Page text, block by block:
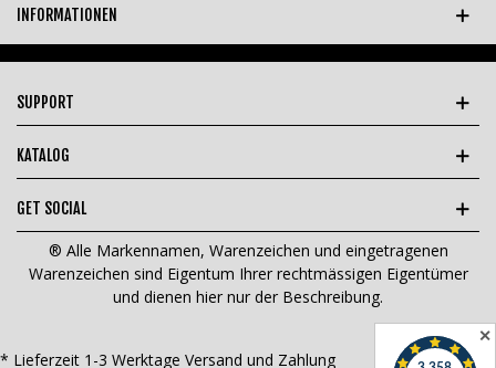
✕
INFORMATIONEN
SUPPORT
KATALOG
GET SOCIAL
® Alle Markennamen, Warenzeichen und eingetragenen
Warenzeichen sind Eigentum Ihrer rechtmässigen Eigentümer
und dienen hier nur der Beschreibung.
* Lieferzeit 1-3 Werktage Versand und Zahlung